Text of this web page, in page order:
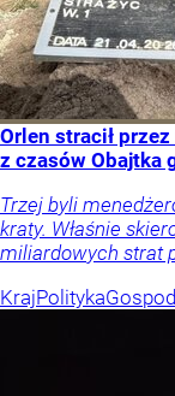
Orlen stracił
z czasów Obajtka
Trzej byli
kraty. Właśnie
miliardowych strat
KrajPolityka